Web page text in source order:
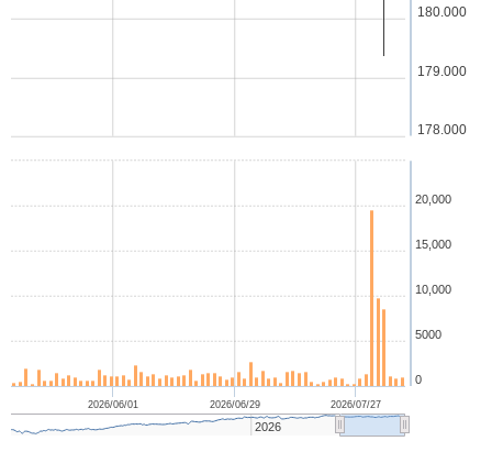
2026/06/01 2026/06/29 2026/07/27
2026
178.000
179.000
180.000
0
5000
10,000
15,000
20,000